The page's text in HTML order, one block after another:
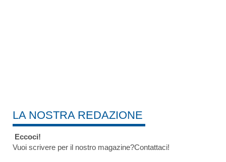
LA NOSTRA REDAZIONE
Eccoci!
Vuoi scrivere per il nostro magazine?Contattaci!